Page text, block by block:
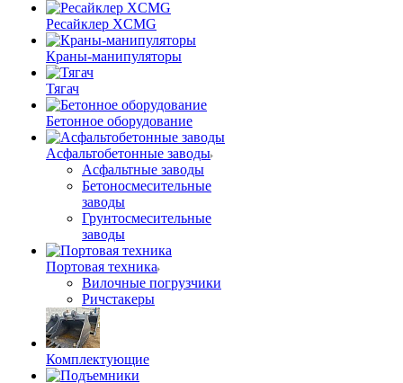
Ресайклер XCMG
Краны-манипуляторы
Тягач
Бетонное оборудование
Асфальтобетонные заводы
Асфальтные заводы
Бетоносмесительные
заводы
Грунтосмесительные
заводы
Портовая техника
Вилочные погрузчики
Ричстакеры
Комплектующие